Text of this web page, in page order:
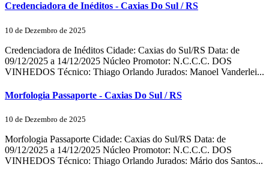
Credenciadora de Inéditos - Caxias Do Sul / RS
10 de Dezembro de 2025
Credenciadora de Inéditos Cidade: Caxias do Sul/RS Data: de
09/12/2025 a 14/12/2025 Núcleo Promotor: N.C.C.C. DOS
VINHEDOS Técnico: Thiago Orlando Jurados: Manoel Vanderlei...
Morfologia Passaporte - Caxias Do Sul / RS
10 de Dezembro de 2025
Morfologia Passaporte Cidade: Caxias do Sul/RS Data: de
09/12/2025 a 14/12/2025 Núcleo Promotor: N.C.C.C. DOS
VINHEDOS Técnico: Thiago Orlando Jurados: Mário dos Santos...